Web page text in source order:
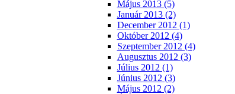
Május 2013 (5)
Január 2013 (2)
December 2012 (1)
Október 2012 (4)
Szeptember 2012 (4)
Augusztus 2012 (3)
Július 2012 (1)
Június 2012 (3)
Május 2012 (2)